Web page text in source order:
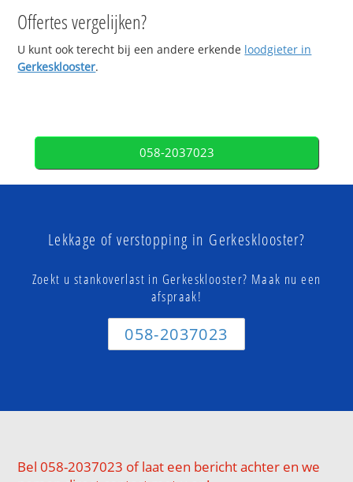
Offertes vergelijken?
U kunt ook terecht bij een andere erkende loodgieter in
Gerkesklooster.
058-2037023
Lekkage of verstopping in Gerkesklooster?
Zoekt u stankoverlast in Gerkesklooster? Maak nu een
afspraak!
058-2037023
Bel 058-2037023 of laat een bericht achter en we